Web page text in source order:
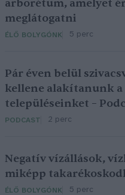
arborétum, amelyet
meglátogatni
ÉLŐ BOLYGÓNK 5 perc
Pár éven belül
kellene alakítanunk a
településeinket –
PODCAST 2 perc
Negatív vízállások,
miképp
ÉLŐ BOLYGÓNK 5 perc